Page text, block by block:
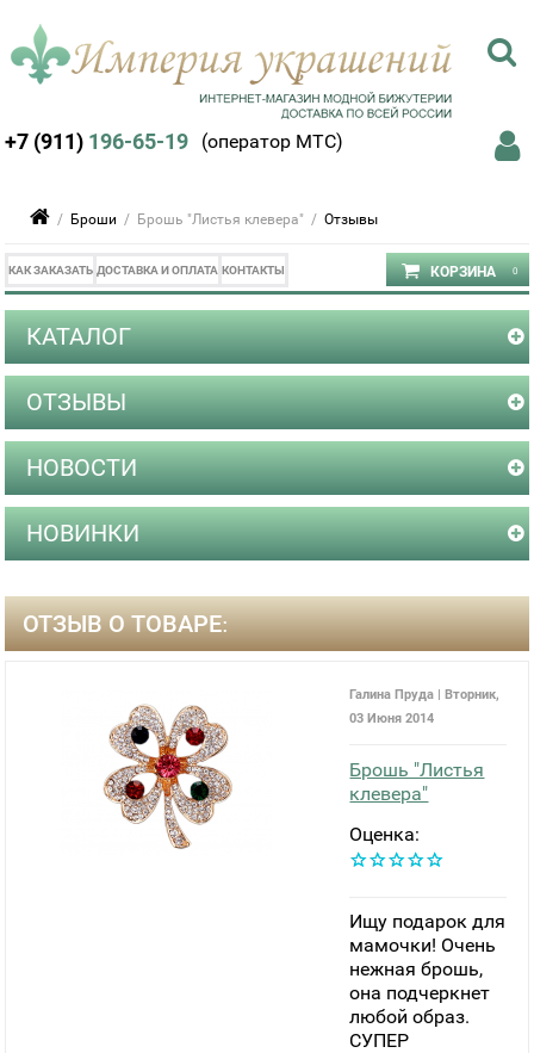
+7 (911) 196-65-19 (оператор МТС)
/ Броши / Брошь "Листья клевера" /Отзывы
КАК ЗАКАЗАТЬ ДОСТАВКА И ОПЛАТА КОНТАКТЫ
КАТАЛОГ
ОТЗЫВЫ
НОВОСТИ
НОВИНКИ
ОТЗЫВ О ТОВАРЕ:
Галина Пруда | Вторник,
03 Июня 2014
Брошь "Листья
клевера"
Оценка:
Ищу подарок для
мамочки! Очень
нежная брошь,
она подчеркнет
любой образ.
СУПЕР